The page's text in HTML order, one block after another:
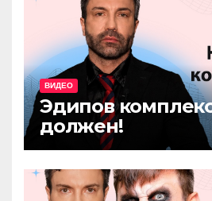
ВИДЕО
Эдипов
должен!